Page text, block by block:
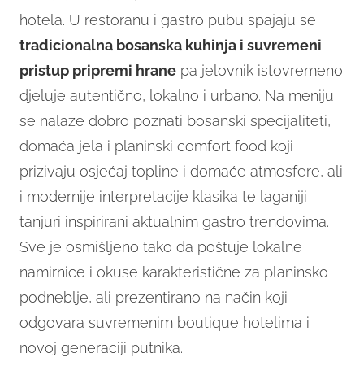
hotela. U restoranu i gastro pubu spajaju se
tradicionalna bosanska kuhinja i suvremeni
pristup pripremi hrane pa jelovnik istovremeno
djeluje autentično, lokalno i urbano. Na meniju
se nalaze dobro poznati bosanski specijaliteti,
domaća jela i planinski comfort food koji
prizivaju osjećaj topline i domaće atmosfere, ali
i modernije interpretacije klasika te laganiji
tanjuri inspirirani aktualnim gastro trendovima.
Sve je osmišljeno tako da poštuje lokalne
namirnice i okuse karakteristične za planinsko
podneblje, ali prezentirano na način koji
odgovara suvremenim boutique hotelima i
novoj generaciji putnika.